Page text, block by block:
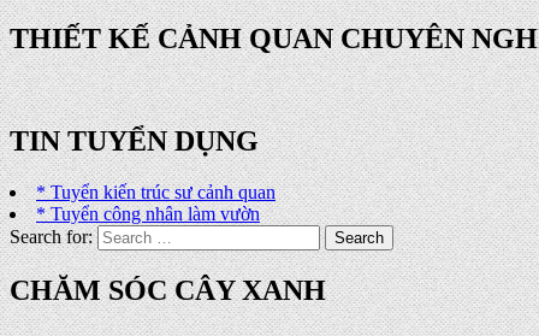
THIẾT KẾ CẢNH QUAN CHUYÊN
TIN TUYỂN DỤNG
* Tuyển kiến trúc sư cảnh quan
* Tuyển công nhân làm vườn
Search for:
CHĂM SÓC CÂY XANH